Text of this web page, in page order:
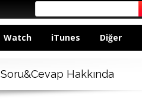
Watch iTunes Diğer
Soru&Cevap Hakkında